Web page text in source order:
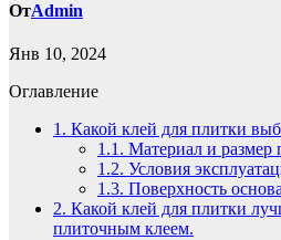
ОтAdmin
Янв 10, 2024
Оглавление
1. Какой клей для плитки
1.1. Материал и размер
1.2. Условия
1.3. Поверхность
2. Какой клей для плитки
плиточным клеем.